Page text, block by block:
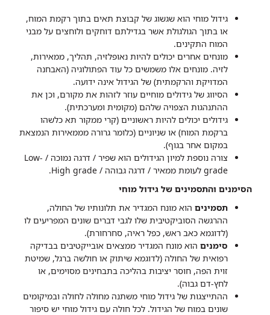
גידול מוחי הוא שגשוג של קבוצת תאים בתוך רקמת המוח,
או בתוך הגולגולת אשר בגדילתם דוחקים ולוחצים על מבני
המוח התקינים.
מונחים אחרים יכולים להיות נאופלזיה, תהליך, ממאירות,
לזיה. מונחים אלו משמשים כל עוד הפתולוגיה (האבחנה
המדויקת והרקמתית) של הגידול אינה ידועה.
הסיווג של גידולים מוחיים עוזר לזהות את מקורם, וכן את
ההתנהגות הצפויה שלהם (מקומית ומערכתית).
גידולים יכולים להיות ראשוניים (קרי ממקור תא כלשהו
ברקמת המוח) או שניוניים (כלומר גרורה מממאירות הנמצאת
במקום אחר בגוף).
צורה נוספת למיון הגידולים הוא שפיר / דרגה נמוכה / Low-
grade לעומת ממאיר / דרגה גבוהה / High grade.
הסימנים והתסמינים של גידול מוחי
תסמינים הוא מונח המגדיר את תלונותיו של החולה,
ההרגשה הסוביקטיבית שלו לגבי דברים שונים המפריעים לו
(לדוגמא כאב ראש, כפל ראיה, סחרחורת).
סימנים הוא מונח המגדיר ממצאים אובייקטיבים בבדיקה
רפואית של החולה (לדוגמא שיתוק או חולשה ברגל, שמיטת
זוית הפה, חוסר יציבות בהליכה בתבחינים מסוימים, או
לחץ-דם גבוה).
ההתייצגות של גידול מוחי משתנה מחולה לחולה ובמיקומים
שונים במוח של הגידול. לכל חולה עם גידול מוחי יש סיפור